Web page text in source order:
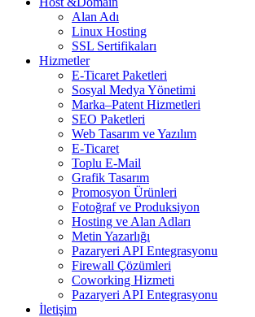
Alan Adı
Linux Hosting
SSL Sertifikaları
Hizmetler
E-Ticaret Paketleri
Sosyal Medya Yönetimi
Marka–Patent Hizmetleri
SEO Paketleri
Web Tasarım ve Yazılım
E-Ticaret
Toplu E-Mail
Grafik Tasarım
Promosyon Ürünleri
Fotoğraf ve Produksiyon
Hosting ve Alan Adları
Metin Yazarlığı
Pazaryeri API Entegrasyonu
Firewall Çözümleri
Coworking Hizmeti
Pazaryeri API Entegrasyonu
İletişim